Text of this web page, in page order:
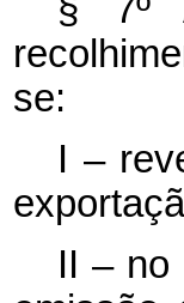
§ 7º
se:
I –
II – no